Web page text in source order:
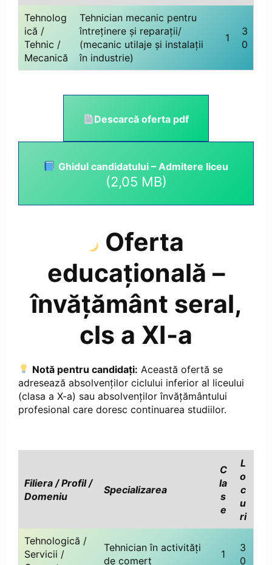
Tehnolog
ică /
Tehnic /
Mecanică
Tehnician mecanic pentru
întreținere și reparații/
(mecanic utilaje și instalații
în industrie)
1
3
0
Descarcă oferta pdf
Ghidul candidatului – Admitere liceu
Oferta
educațională –
învățământ seral,
cls a XI-a
Notă pentru candidați: Această ofertă se
adresează absolvenților ciclului inferior al liceului
(clasa a X-a) sau absolvenților învățământului
profesional care doresc continuarea studiilor.
Filiera / Profil /
Domeniu
Specializarea
C
la
s
e
L
o
c
u
ri
Tehnologică /
Servicii /
Tehnician în activități
de comerț
1
3
0